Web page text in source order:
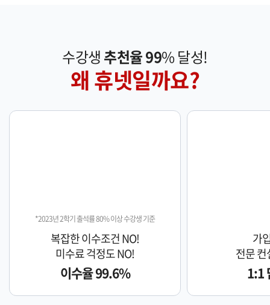
수강생추천율 99% 달성!
왜 휴넷일까요?
*2023년 2학기 출석률 80% 이상 수강생 기준
복잡한 이수조건 NO!
미수료 걱정도 NO!
이수율 99.6%
가
전문
1:1